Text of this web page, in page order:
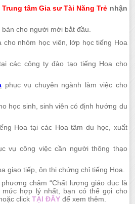
Trung tâm Gia sư Tài Năng Trẻ nhận
cho người mới bắt đầu.
cho nhóm học viên, lớp học tiếng Hoa
các công ty đào tạo tiếng Hoa cho
phục vụ chuyên ngành làm việc cho
học sinh, sinh viên có định hướng du
Hoa tại các Hoa tâm du học, xuất
vụ công việc cần người thông thạo
giao tiếp, ôn thi chứng chỉ tiếng Hoa.
châm “Chất lượng giáo dục là
hợp lý nhất, bạn có thể gọi cho
clickTẠI ĐÂY để xem thêm.